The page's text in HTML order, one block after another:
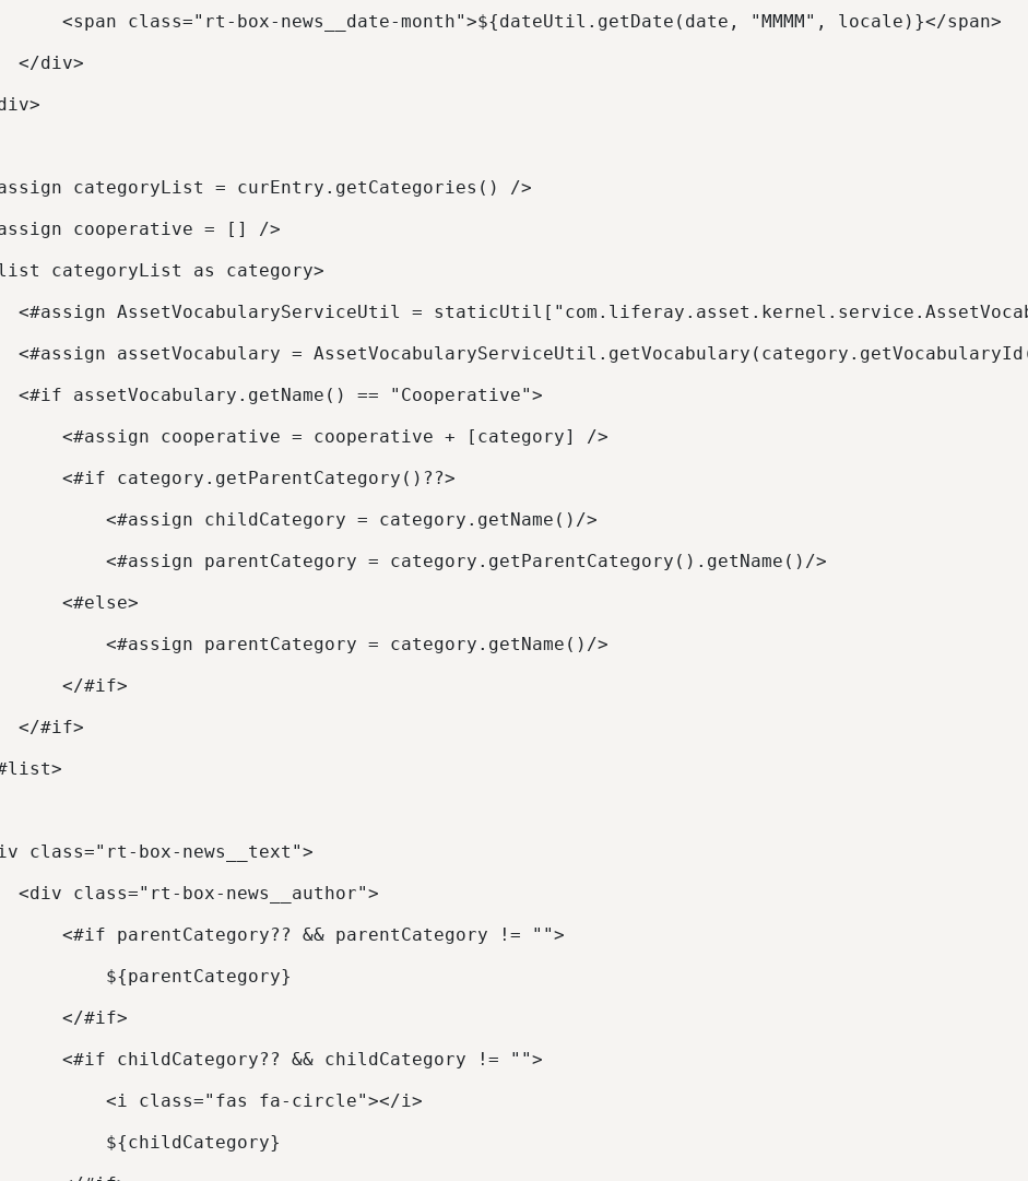
<span class="rt-box-news__date-month">${dateUtil.getDate(date, "MMMM", locale)}</span>
</div>
categoryList = curEntry.getCategories() />
cooperative = [] />
categoryList as category>
<#assign AssetVocabularyServiceUtil =
<#assign assetVocabulary =
<#if assetVocabulary.getName() == "Cooperative">
<#assign cooperative = cooperative + [category] />
<#if category.getParentCategory()??>
<#assign childCategory = category.getName()/>
<#assign parentCategory = category.getParentCategory().getName()/>
<#else>
<#assign parentCategory = category.getName()/>
</#if>
</#if>
class="rt-box-news__text">
<div class="rt-box-news__author">
<#if parentCategory?? && parentCategory != "">
${parentCategory}
</#if>
<#if childCategory?? && childCategory != "">
<i class="fas fa-circle"></i>
${childCategory}